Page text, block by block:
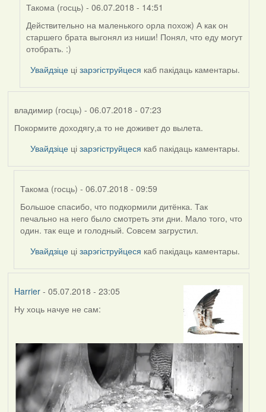
Такома (госць) - 06.07.2018 - 14:51
In
reply
to
by
(госць)
Действительно на маленького орла похож) А как он
старшего брата выгонял из ниши! Понял, что еду могут
отобрать. :)
Увайдзіце цізарэгіструйцеся каб пакідаць каментары.
владимир (госць) - 06.07.2018 - 07:23
Покормите доходягу,а то не доживет до вылета.
Увайдзіце цізарэгіструйцеся каб пакідаць каментары.
Такома (госць) - 06.07.2018 - 09:59
In
reply
to
владимир
(госць)
Большое спасибо, что подкормили дитёнка. Так
печально на него было смотреть эти дни. Мало того, что
один. так еще и голодный. Совсем загрустил.
Увайдзіце цізарэгіструйцеся каб пакідаць каментары.
Harrier- 05.07.2018 - 23:05
Ну хоць начуе не сам: